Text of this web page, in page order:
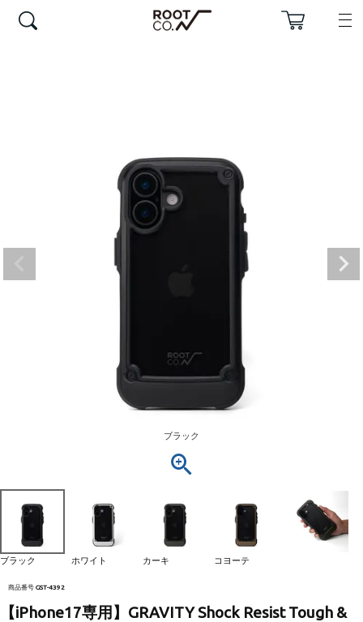
ブラック
ブラック ホワイト カーキ コヨーテ
商品番号 GST-4392
【iPhone17専用】GRAVITY Shock Resist Tough &